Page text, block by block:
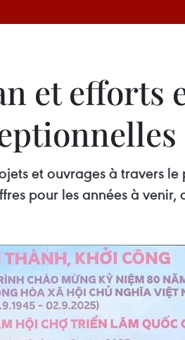
et efforts
et ouvrages à travers
pour les années à